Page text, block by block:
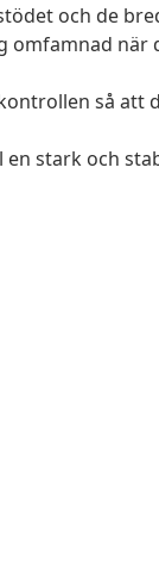
och de
när
så att
stark och